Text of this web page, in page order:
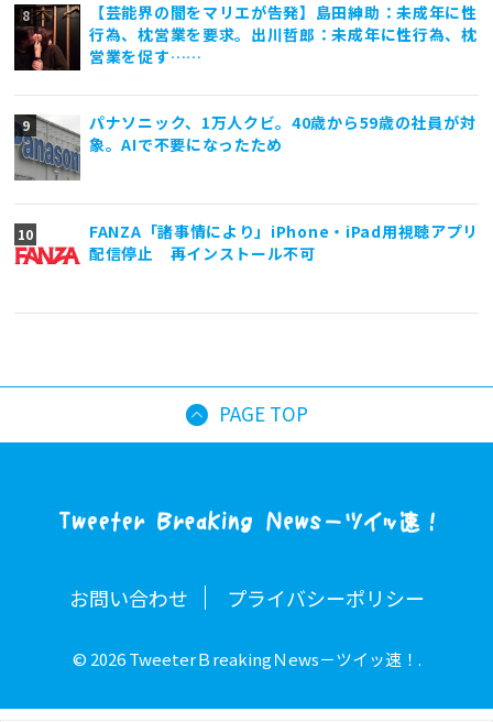
【芸能界の闇をマリエが告発】島田紳助：未成年に性
行為、枕営業を要求。出川哲郎：未成年に性行為、枕
営業を促す……
パナソニック、1万人クビ。40歳から59歳の社員が対
象。AIで不要になったため
FANZA「諸事情により」iPhone・iPad用視聴アプリ
配信停止 再インストール不可
PAGE TOP
お問い合わせ プライバシーポリシー
© 2026 TweeterＢreakingＮews－ツイッ速！.